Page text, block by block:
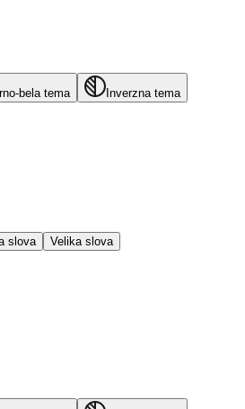
bela tema Inverzna tema
slova Velika slova